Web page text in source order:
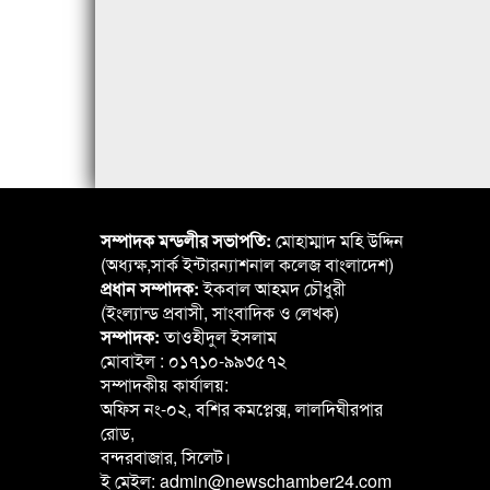
সম্পাদক মন্ডলীর সভাপতি: মোহাম্মাদ মহি উদ্দিন
(অধ্যক্ষ,সার্ক ইন্টারন্যাশনাল কলেজ বাংলাদেশ)
প্রধান সম্পাদক:ইকবাল আহমদ চৌধুরী
(ইংল্যান্ড প্রবাসী, সাংবাদিক ও লেখক)
সম্পাদক:তাওহীদুল ইসলাম
মোবাইল : ০১৭১০-৯৯৩৫৭২
সম্পাদকীয় কার্যালয়:
অফিস নং-০২, বশির কমপ্লেক্স, লালদিঘীরপার
রোড,
বন্দরবাজার, সিলেট।
ই মেইল: admin@newschamber24.com